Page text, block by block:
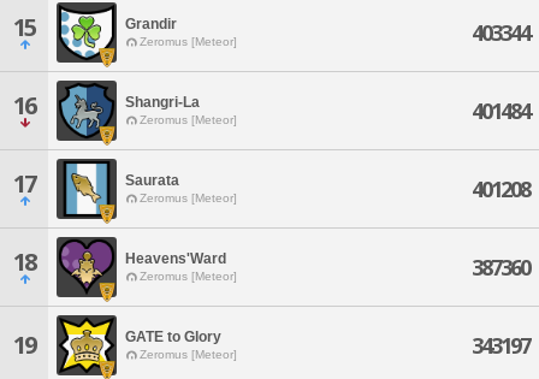
15 Grandir
Zeromus [Meteor] 403344
16 Shangri-La
Zeromus [Meteor] 401484
17 Saurata
Zeromus [Meteor] 401208
18 Heavens'Ward
Zeromus [Meteor] 387360
19 GATE to Glory
Zeromus [Meteor] 343197